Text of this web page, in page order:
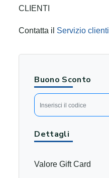
CLIENTI
Contatta il Servizio clienti
Buono Sconto
Dettagli
Valore Gift Card